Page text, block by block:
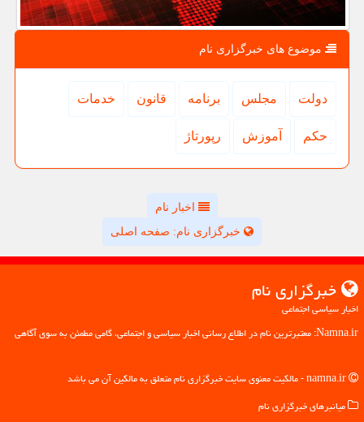
موضوع های خبرگزاری نام
دولت مجلس برنامه قانون خدمات
حكم آموزش رپورتاژ
اخبار نام
خبرگزاری نام: صفحه اصلی
خبرگزاری نام
اخبار سیاسی اجتماعی
Namna.ir: معتبرترین نام در اطلاع رسانی اخبار سیاسی و اجتماعی، گامی مطمئن به سوی آگاهی
میانبرهای خبرگزاری نام